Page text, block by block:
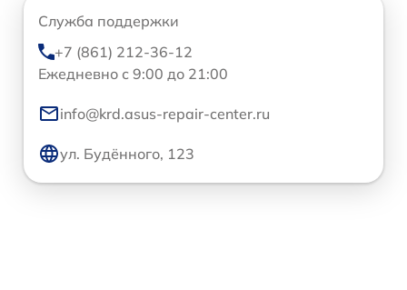
Служба поддержки
+7 (861) 212-36-12
Ежедневно с 9:00 до 21:00
info@krd.asus-repair-center.ru
ул. Будённого, 123